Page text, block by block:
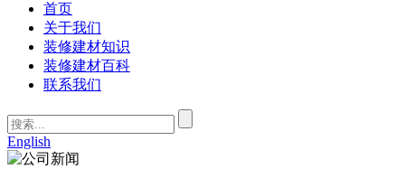
首页
关于我们
装修建材知识
装修建材百科
联系我们
English